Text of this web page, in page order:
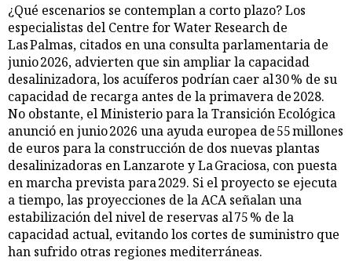
¿Qué escenarios se contemplan a corto plazo? Los
especialistas del Centre for Water Research de
Las Palmas, citados en una consulta parlamentaria de
junio 2026, advierten que sin ampliar la capacidad
desalinizadora, los acuíferos podrían caer al 30 % de su
capacidad de recarga antes de la primavera de 2028.
No obstante, el Ministerio para la Transición Ecológica
anunció en junio 2026 una ayuda europea de 55 millones
de euros para la construcción de dos nuevas plantas
desalinizadoras en Lanzarote y La Graciosa, con puesta
en marcha prevista para 2029. Si el proyecto se ejecuta
a tiempo, las proyecciones de la ACA señalan una
estabilización del nivel de reservas al 75 % de la
capacidad actual, evitando los cortes de suministro que
han sufrido otras regiones mediterráneas.